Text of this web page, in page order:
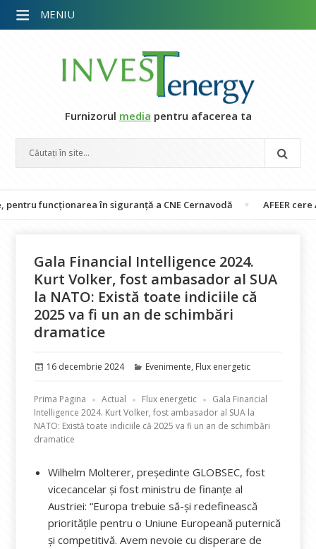
Furnizorul media pentru afacerea ta
în siguranță a CNE Cernavodă AFEER cere ANRE
Gala Financial Intelligence 2024.
Kurt Volker, fost ambasador al SUA
la NATO: Există toate indiciile că
2025 va fi un an de schimbări
dramatice
Publicat
16 decembrie 2024 Categorii
Evenimente, Flux energetic
Prima Pagina Actual Flux energetic
Gala Financial
Intelligence 2024. Kurt Volker, fost ambasador al SUA la
NATO: Există toate indiciile că 2025 va fi un an de schimbări
dramatice
Wilhelm Molterer, președinte GLOBSEC, fost
vicecancelar și fost ministru de finanțe al
Austriei: “Europa trebuie să-și redefinească
prioritățile pentru o Uniune Europeană puternică
și competitivă. Avem nevoie cu disperare de
MENIU